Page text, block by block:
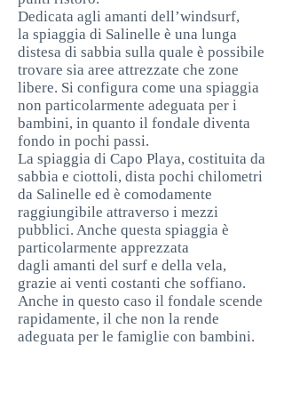
Dedicata agli amanti dell’windsurf,
la spiaggia di Salinelle è una lunga
distesa di sabbia sulla quale è possibile
trovare sia aree attrezzate che zone
libere. Si configura come una spiaggia
non particolarmente adeguata per i
bambini, in quanto il fondale diventa
fondo in pochi passi.
La spiaggia di Capo Playa, costituita da
sabbia e ciottoli, dista pochi chilometri
da Salinelle ed è comodamente
raggiungibile attraverso i mezzi
pubblici. Anche questa spiaggia è
particolarmente apprezzata
dagli amanti del surf e della vela,
grazie ai venti costanti che soffiano.
Anche in questo caso il fondale scende
rapidamente, il che non la rende
adeguata per le famiglie con bambini.